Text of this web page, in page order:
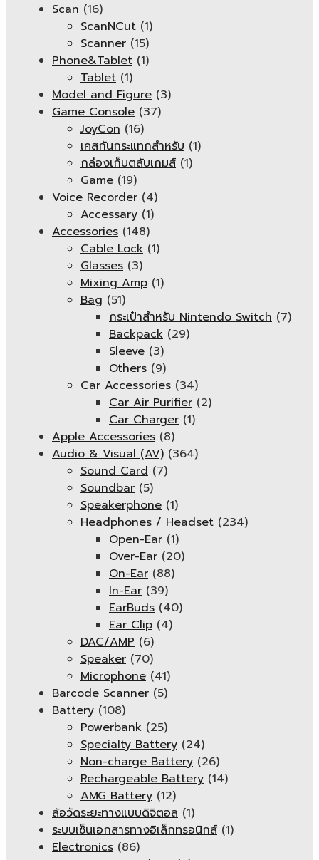
Scan (16)
ScanNCut (1)
Scanner (15)
Phone&Tablet (1)
Tablet (1)
Model and Figure (3)
Game Console (37)
JoyCon (16)
เคสกันกระแทกสำหรับ (1)
กล่องเก็บตลับเกมส์ (1)
Game (19)
Voice Recorder (4)
Accessary (1)
Accessories (148)
Cable Lock (1)
Glasses (3)
Mixing Amp (1)
Bag (51)
กระเป๋าสำหรับ Nintendo Switch (7)
Backpack (29)
Sleeve (3)
Others (9)
Car Accessories (34)
Car Air Purifier (2)
Car Charger (1)
Apple Accessories (8)
Audio & Visual (AV) (364)
Sound Card (7)
Soundbar (5)
Speakerphone (1)
Headphones / Headset (234)
Open-Ear (1)
Over-Ear (20)
On-Ear (88)
In-Ear (39)
EarBuds (40)
Ear Clip (4)
DAC/AMP (6)
Speaker (70)
Microphone (41)
Barcode Scanner (5)
Battery (108)
Powerbank (25)
Specialty Battery (24)
Non-charge Battery (26)
Rechargeable Battery (14)
AMG Battery (12)
ล้อวัดระยะทางแบบดิจิตอล (1)
ระบบเซ็นเอกสารทางอิเล็กทรอนิกส์ (1)
Electronics (86)